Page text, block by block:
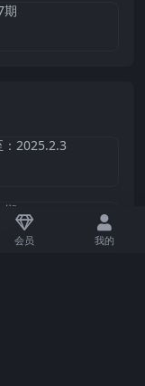
期
2025.2.3
期
会员 我的